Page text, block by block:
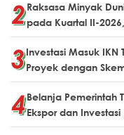
Raksasa Minyak
pada Kuartal II-
Investasi Masuk IKN
Proyek dengan
Belanja Pemerintah
Ekspor dan